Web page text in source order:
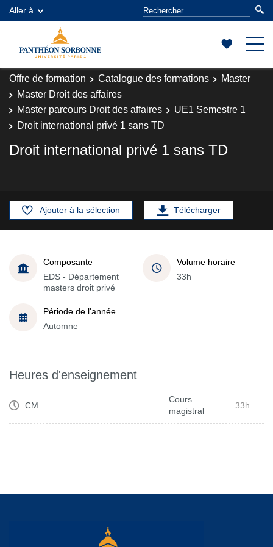
Aller à
Offre de formation Catalogue des formations
Master
Master Droit des affaires
Master parcours Droit des affaires
UE1 Semestre 1
Droit international privé 1 sans TD
Droit international privé 1 sans TD
Ajouter à la sélection Télécharger
Composante
EDS - Département
masters droit privé
Volume horaire
33h
Période de l'année
Automne
Heures d'enseignement
CM
Cours
magistral
33h